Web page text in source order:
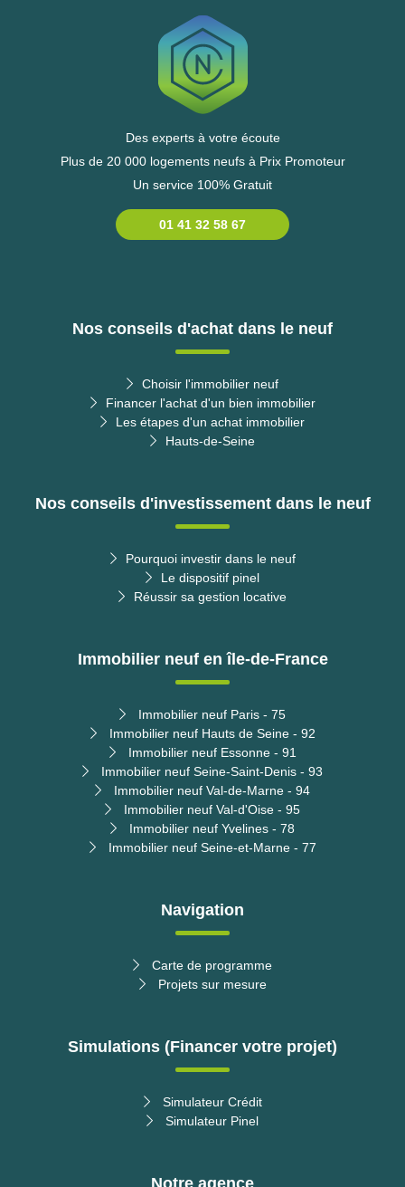
Des experts à votre écoute
Plus de 20 000 logements neufs à Prix Promoteur
Un service 100% Gratuit
01 41 32 58 67
Nos conseils d'achat dans le neuf
Choisir l'immobilier neuf
Financer l'achat d'un bien immobilier
Les étapes d'un achat immobilier
Hauts-de-Seine
Nos conseils d'investissement dans le neuf
Pourquoi investir dans le neuf
Le dispositif pinel
Réussir sa gestion locative
Immobilier neuf en île-de-France
Immobilier neuf Paris - 75
Immobilier neuf Hauts de Seine - 92
Immobilier neuf Essonne - 91
Immobilier neuf Seine-Saint-Denis - 93
Immobilier neuf Val-de-Marne - 94
Immobilier neuf Val-d'Oise - 95
Immobilier neuf Yvelines - 78
Immobilier neuf Seine-et-Marne - 77
Navigation
Carte de programme
Projets sur mesure
Simulations (Financer votre projet)
Simulateur Crédit
Simulateur Pinel